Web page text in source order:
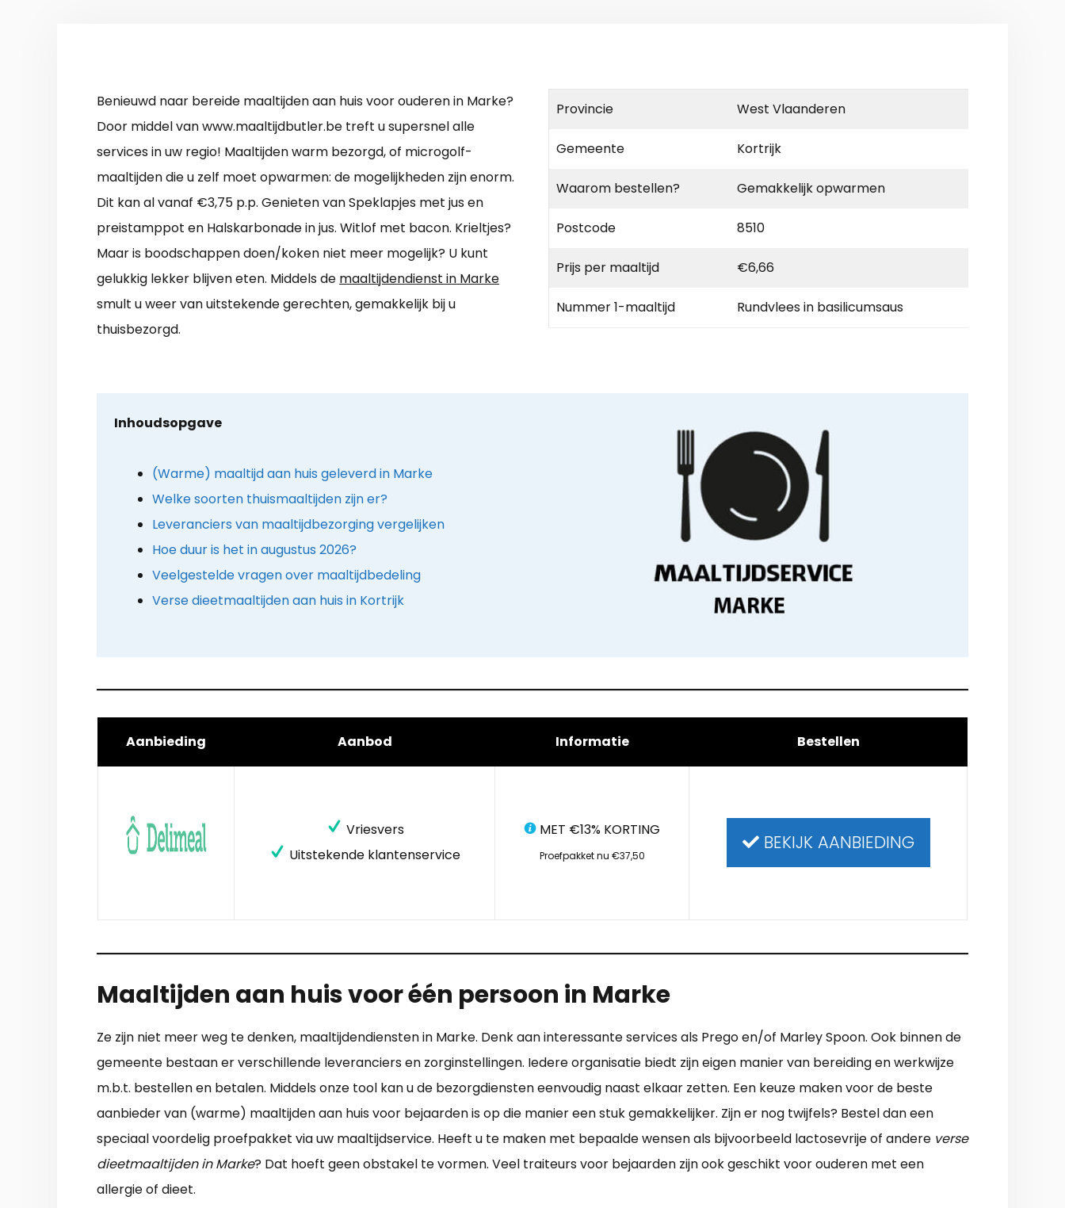
Benieuwd naar bereide maaltijden aan huis voor ouderen in Marke?
Door middel van www.maaltijdbutler.be treft u supersnel alle
services in uw regio! Maaltijden warm bezorgd, of microgolf-
maaltijden die u zelf moet opwarmen: de mogelijkheden zijn enorm.
Dit kan al vanaf €3,75 p.p. Genieten van Speklapjes met jus en
preistamppot en Halskarbonade in jus. Witlof met bacon. Krieltjes?
Maar is boodschappen doen/koken niet meer mogelijk? U kunt
gelukkig lekker blijven eten. Middels de maaltijdendienst in Marke
smult u weer van uitstekende gerechten, gemakkelijk bij u
thuisbezorgd.
Provincie West Vlaanderen
Gemeente Kortrijk
Waarom bestellen? Gemakkelijk opwarmen
Postcode 8510
Prijs per maaltijd €6,66
Nummer 1-maaltijd Rundvlees in basilicumsaus
Inhoudsopgave
(Warme) maaltijd aan huis geleverd in Marke
Welke soorten thuismaaltijden zijn er?
Leveranciers van maaltijdbezorging vergelijken
Hoe duur is het in augustus 2026?
Veelgestelde vragen over maaltijdbedeling
Verse dieetmaaltijden aan huis in Kortrijk
Aanbieding Aanbod Informatie Bestellen
Vriesvers
Uitstekende klantenservice
MET €13% KORTING
Proefpakket nu €37,50
BEKIJK AANBIEDING
Maaltijden aan huis voor één persoon in Marke
Ze zijn niet meer weg te denken, maaltijdendiensten in Marke. Denk aan interessante services als Prego en/of Marley Spoon. Ook binnen de
gemeente bestaan er verschillende leveranciers en zorginstellingen. Iedere organisatie biedt zijn eigen manier van bereiding en werkwijze
m.b.t. bestellen en betalen. Middels onze tool kan u de bezorgdiensten eenvoudig naast elkaar zetten. Een keuze maken voor de beste
aanbieder van (warme) maaltijden aan huis voor bejaarden is op die manier een stuk gemakkelijker. Zijn er nog twijfels? Bestel dan een
speciaal voordelig proefpakket via uw maaltijdservice. Heeft u te maken met bepaalde wensen als bijvoorbeeld lactosevrije of andere verse
dieetmaaltijden in Marke? Dat hoeft geen obstakel te vormen. Veel traiteurs voor bejaarden zijn ook geschikt voor ouderen met een
allergie of dieet.